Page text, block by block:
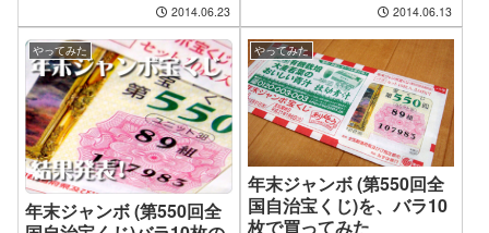
2014.06.23 2014.06.13
やってみた
年末ジャンボ (第550回全
やってみた
年末ジャンボ (第550回全
国自治宝くじ)を、バラ10
枚で買ってみた